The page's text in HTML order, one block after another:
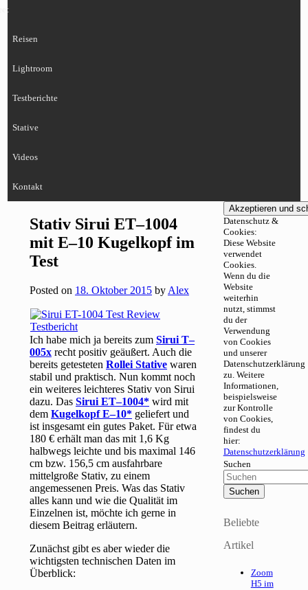
Reisen
Lightroom
Testberichte
Stative
Videos
Kontakt
Stativ Sirui ET–1004
mit E–10 Kugelkopf im
Test
Posted on 18. Oktober 2015 by Alex
Ich habe mich ja bereits zumSirui T–
005x recht positiv geäußert. Auch die
bereits getestetenRollei Stative waren
stabil und praktisch. Nun kommt noch
ein weiteres leichteres Stativ von Sirui
dazu. DasSirui ET–1004
wird mit
demKugelkopf E–10
geliefert und
ist insgesamt ein gutes Paket. Für etwa
180 € erhält man das mit 1,6 Kg
halbwegs leichte und bis maximal 146
cm bzw. 156,5 cm ausfahrbare
mittelgroße Stativ, zu einem
angemessenen Preis. Was das Stativ
alles kann und wie die Qualität im
Einzelnen ist, möchte ich gerne in
diesem Beitrag erläutern.
Zunächst gibt es aber wieder die
wichtigsten technischen Daten im
Überblick:
Datenschutz &
Cookies:
Diese Website
verwendet
Cookies.
Wenn du die
Website
weiterhin
nutzt, stimmst
du der
Verwendung
von Cookies
und unserer
Datenschutzerklärung
zu. Weitere
Informationen,
beispielsweise
zur Kontrolle
von Cookies,
findest du
hier:
Datenschutzerklärung
Suchen
Beliebte
Artikel
Zoom
H5 im